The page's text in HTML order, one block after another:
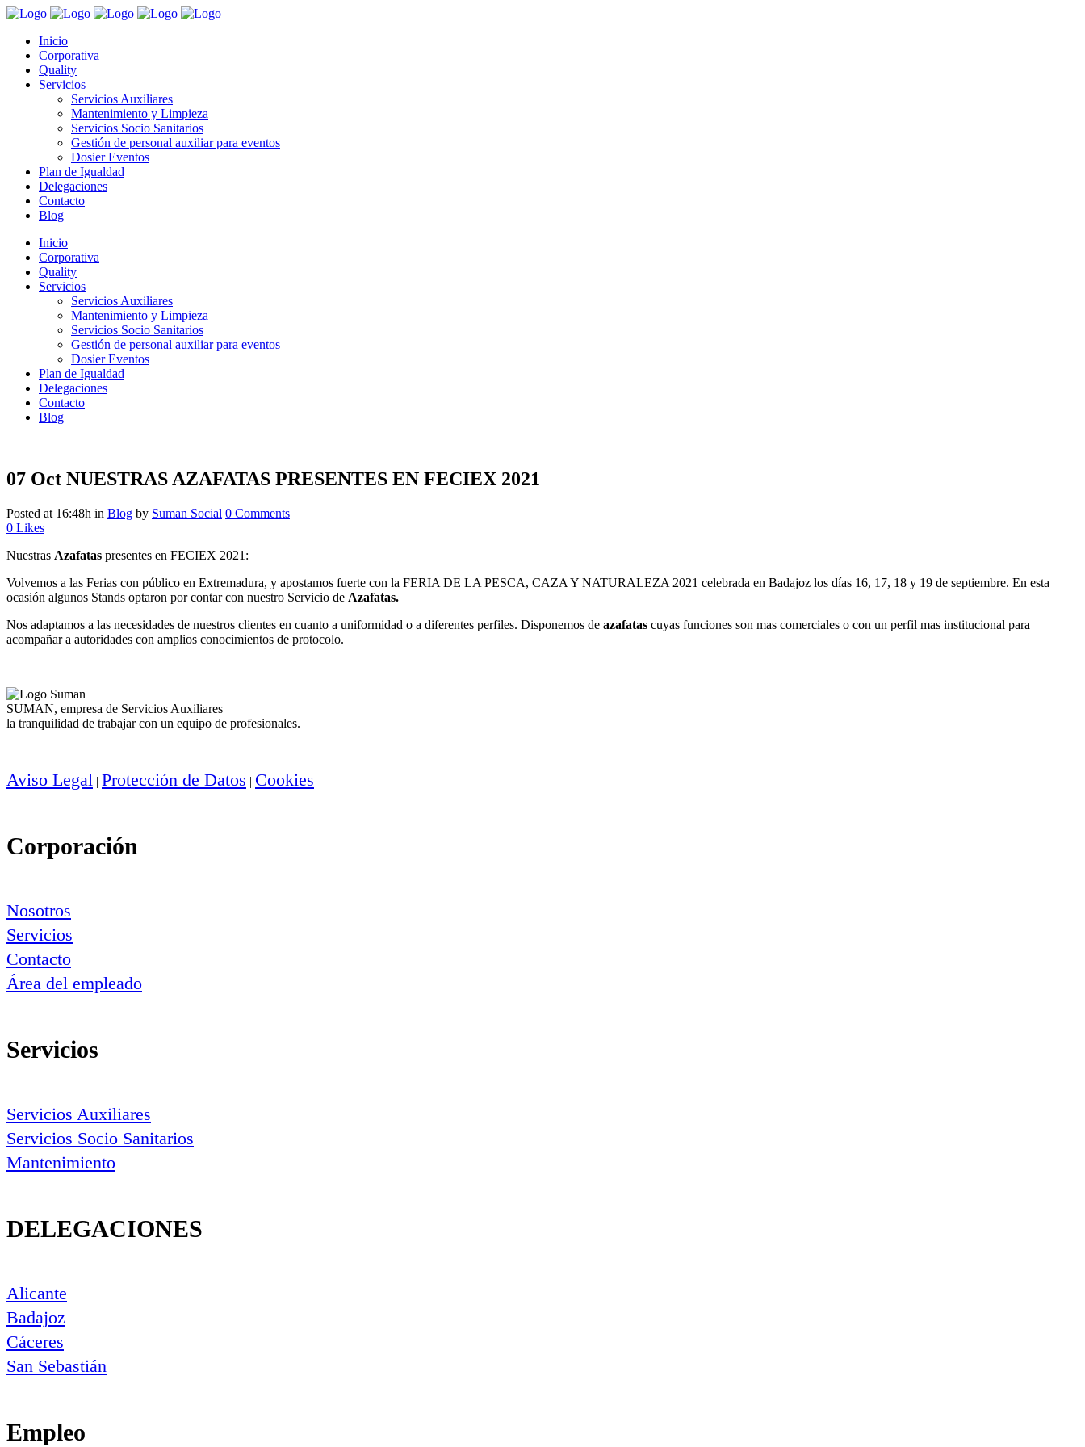
Inicio
Corporativa
Quality
Servicios
Servicios Auxiliares
Mantenimiento y Limpieza
Servicios Socio Sanitarios
Gestión de personal auxiliar para eventos
Dosier Eventos
Plan de Igualdad
Delegaciones
Contacto
Blog
Inicio
Corporativa
Quality
Servicios
Servicios Auxiliares
Mantenimiento y Limpieza
Servicios Socio Sanitarios
Gestión de personal auxiliar para eventos
Dosier Eventos
Plan de Igualdad
Delegaciones
Contacto
Blog
07 Oct NUESTRAS AZAFATAS PRESENTES EN FECIEX 2021
Posted at 16:48h in Blog by Suman Social 0 Comments
0 Likes
Nuestras Azafatas presentes en FECIEX 2021:
Volvemos a las Ferias con público en Extremadura, y apostamos fuerte con la FERIA DE LA PESCA, CAZA Y NATURALEZA 2021 celebrada en Badajoz los días 16, 17, 18 y 19 de septiembre. En esta
ocasión algunos Stands optaron por contar con nuestro Servicio de Azafatas.
Nos adaptamos a las necesidades de nuestros clientes en cuanto a uniformidad o a diferentes perfiles. Disponemos de azafatas cuyas funciones son mas comerciales o con un perfil mas institucional para
acompañar a autoridades con amplios conocimientos de protocolo.
SUMAN, empresa de Servicios Auxiliares
la tranquilidad de trabajar con un equipo de profesionales.
Aviso Legal | Protección de Datos | Cookies
Corporación
Nosotros
Servicios
Contacto
Área del empleado
Servicios
Servicios Auxiliares
Servicios Socio Sanitarios
Mantenimiento
DELEGACIONES
Alicante
Badajoz
Cáceres
San Sebastián
Empleo